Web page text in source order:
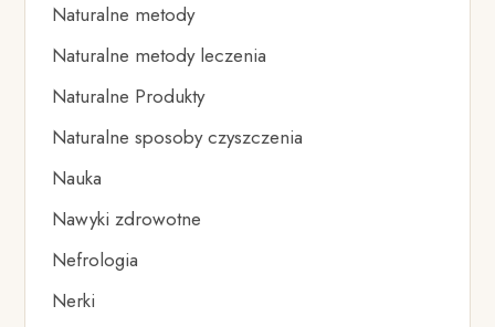
Naturalne metody
Naturalne metody leczenia
Naturalne Produkty
Naturalne sposoby czyszczenia
Nauka
Nawyki zdrowotne
Nefrologia
Nerki